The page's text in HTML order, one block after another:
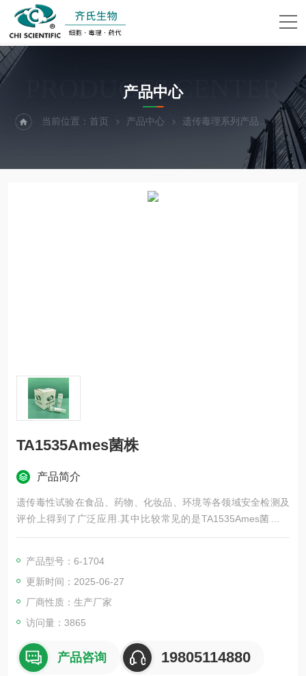
PRODUCTS CENTER
产品中心
当前位置：首页 产品中心 遗传毒理系列产品 Ames
TA1535Ames菌株
产品简介
遗传毒性试验在食品、药物、化妆品、环境等各领域安全检测及
评价上得到了广泛应用.其中比较常见的是TA1535Ames菌株试
验,也是经典的测试化学物或药物致突变实验.
产品型号：6-1704
更新时间：2025-06-27
厂商性质：生产厂家
访问量：3865
产品咨询 19805114880